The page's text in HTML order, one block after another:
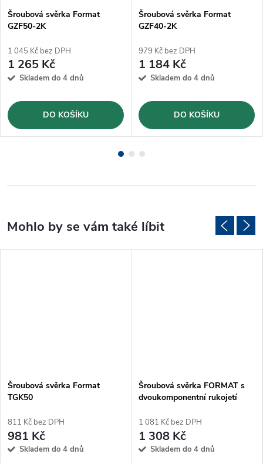
Šroubová svěrka Format
GZF50-2K
1 045 Kč bez DPH
1 265 Kč
Skladem do 4 dnů
DO KOŠÍKU
Šroubová svěrka Format
GZF40-2K
979 Kč bez DPH
1 184 Kč
Skladem do 4 dnů
DO KOŠÍKU
Šroubová svěrka Format
TGK50
811 Kč bez DPH
981 Kč
Skladem do 4 dnů
Šroubová svěrka FORMAT s
dvoukomponentní rukojetí
1 081 Kč bez DPH
1 308 Kč
Skladem do 4 dnů